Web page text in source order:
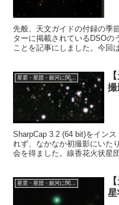
先般、天文ガイドの付録の季
ターに掲載されているDSOの
ことを記事にしました。今回
星雲・星団・銀河に関する情報
撮
SharpCap 3.2 (64 bit)をイン
れず、なかなか初撮影にいた
会を得ました。線香花火状星
星